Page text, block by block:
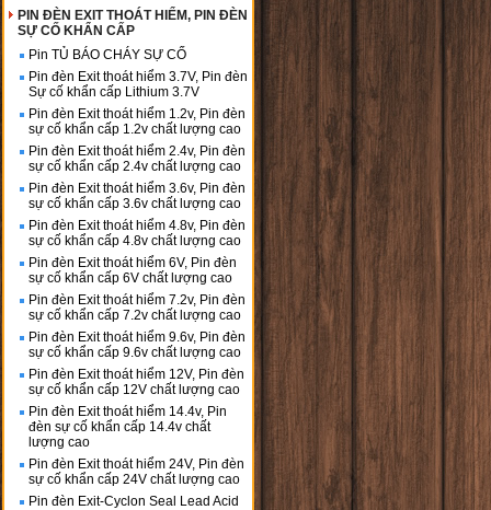
PIN ĐÈN EXIT THOÁT HIỂM, PIN ĐÈN
SỰ CỐ KHẨN CẤP
Pin TỦ BÁO CHÁY SỰ CỐ
Pin đèn Exit thoát hiểm 3.7V, Pin đèn
Sự cố khẩn cấp Lithium 3.7V
Pin đèn Exit thoát hiểm 1.2v, Pin đèn
sự cố khẩn cấp 1.2v chất lượng cao
Pin đèn Exit thoát hiểm 2.4v, Pin đèn
sự cố khẩn cấp 2.4v chất lượng cao
Pin đèn Exit thoát hiểm 3.6v, Pin đèn
sự cố khẩn cấp 3.6v chất lượng cao
Pin đèn Exit thoát hiểm 4.8v, Pin đèn
sự cố khẩn cấp 4.8v chất lượng cao
Pin đèn Exit thoát hiểm 6V, Pin đèn
sự cố khẩn cấp 6V chất lượng cao
Pin đèn Exit thoát hiểm 7.2v, Pin đèn
sự cố khẩn cấp 7.2v chất lượng cao
Pin đèn Exit thoát hiểm 9.6v, Pin đèn
sự cố khẩn cấp 9.6v chất lượng cao
Pin đèn Exit thoát hiểm 12V, Pin đèn
sự cố khẩn cấp 12V chất lượng cao
Pin đèn Exit thoát hiểm 14.4v, Pin
đèn sự cố khẩn cấp 14.4v chất
lượng cao
Pin đèn Exit thoát hiểm 24V, Pin đèn
sự cố khẩn cấp 24V chất lượng cao
Pin đèn Exit-Cyclon Seal Lead Acid